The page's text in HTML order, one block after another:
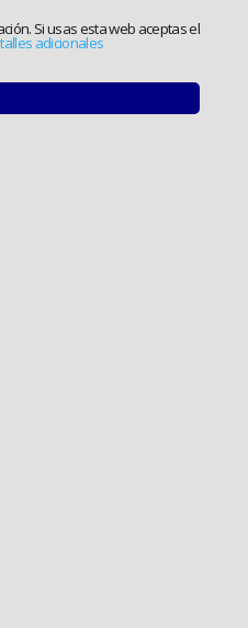
Si usas esta web aceptas el
adicionales